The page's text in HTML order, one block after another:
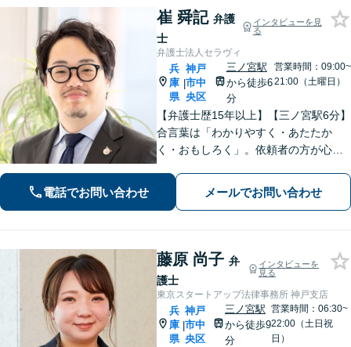
崔 舜記 弁護
士
インタビューを見
る
弁護士法人セラヴィ
兵
庫
県
|
神戸
市中
央区
三ノ宮駅
から徒歩6
分
営業時間：09:00~
21:00（土曜日）
【弁護士歴15年以上】【三ノ宮駅6分】
合言葉は「わかりやすく・あたたか
く・おもしろく」。依頼者の方が心か
広い領域をカバー。【夜間休日/電話相
談可能】【初回面談20分無料】
電話でお問い合わせ メールでお問い合わせ
藤原 尚子 弁
護士
インタビューを
見る
東京スタートアップ法律事務所 神戸支店
兵
庫
県
|
神戸
市中
央区
三ノ宮駅
から徒歩9
分
営業時間：06:30~
22:00（土日祝
日）